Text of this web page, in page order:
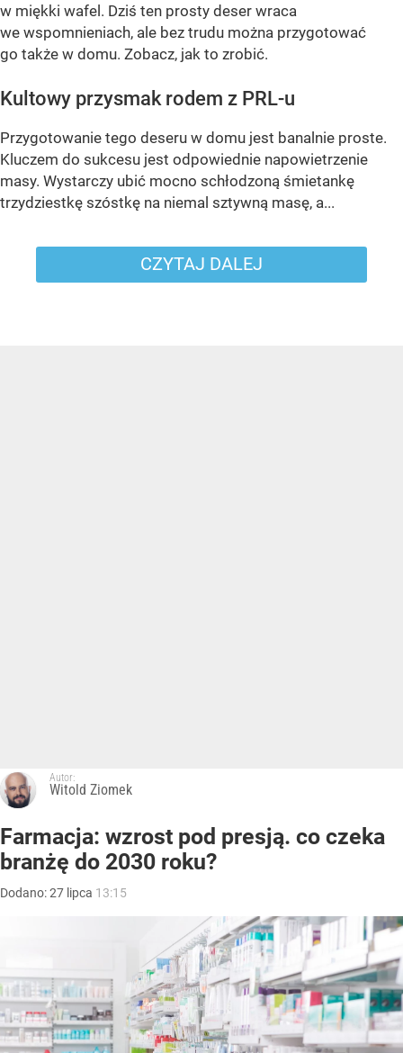
w miękki wafel. Dziś ten prosty deser wraca
we wspomnieniach, ale bez trudu można przygotować
go także w domu. Zobacz, jak to zrobić.
Kultowy przysmak rodem z PRL-u
Przygotowanie tego deseru w domu jest banalnie proste.
Kluczem do sukcesu jest odpowiednie napowietrzenie
masy. Wystarczy ubić mocno schłodzoną śmietankę
trzydziestkę szóstkę na niemal sztywną masę, a...
CZYTAJ DALEJ
Autor:
Witold Ziomek
Farmacja: wzrost pod presją. co czeka
branżę do 2030 roku?
Dodano:27 lipca 13:15